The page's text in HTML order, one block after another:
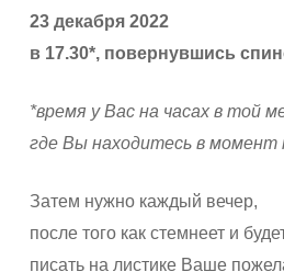
23 декабря 2022
в 17.30*, повернувшись
*время у Вас на часах в той
где Вы находитесь в момент
Затем нужно каждый вечер,
после того как стемнеет и
писать на листике Ваше